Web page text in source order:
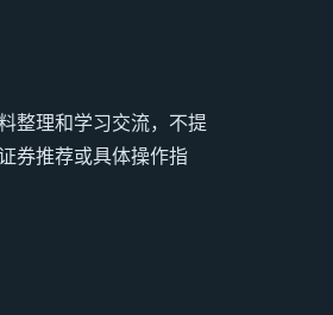
整理和学习交流，不提
券推荐或具体操作指